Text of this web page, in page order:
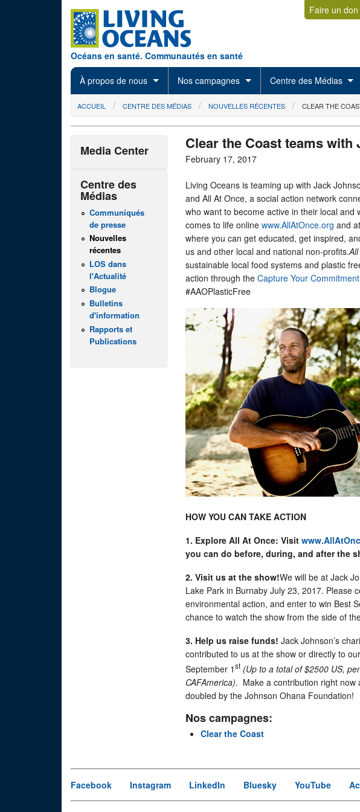
Océans en santé. Communautés en santé
Faire un don
À propos de nous Nos campagnes Centre des Médias
You are here
ACCUEIL CENTRE DES MÉDIAS NOUVELLES RÉCENTES CLEAR THE
Clear the Coast teams with
February 17, 2017
Living Oceans is teaming up with Jack
and All At Once, a social action network
who want to become active in their local and
comes to life online www.AllAtOnce.org and
where you can get educated, get inspired,
us and other local and national non-profits.
sustainable local food systems and plastic
action through the Capture Your Commitment
#AAOPlasticFree
HOW YOU CAN TAKE ACTION
1. Explore All At Once: Visit
you can do before, during, and after the
2. Visit us at the show!We will be at Jack
Lake Park in Burnaby July 23, 2017. Please
environmental action, and enter to win Best
chance to watch the show from the side of
3. Help us raise funds! Jack Johnson’s
contributed to us at the show or directly to
September 1st (Up to a total of $2500 US,
CAFAmerica). Make a contribution right now
doubled by the Johnson Ohana Foundation!
Nos campagnes:
Clear the Coast
Media Center
Centre des
Médias
Communiqués
de presse
Nouvelles
récentes
LOS dans
l'Actualité
Blogue
Bulletins
d'information
Rapports et
Publications
Facebook Instagram LinkedIn Bluesky YouTube